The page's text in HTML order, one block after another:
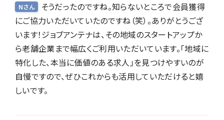
Nさん
そうだったのですね。知らないところで会員獲得
にご協力いただいていたのですね（笑）。ありがとうござ
います！ジョブアンテナは、その地域のスタートアップか
ら老舗企業まで幅広くご利用いただいています。「地域に
特化した、本当に価値のある求人」を見つけやすいのが
自慢ですので、ぜひこれからも活用していただけると嬉
しいです。